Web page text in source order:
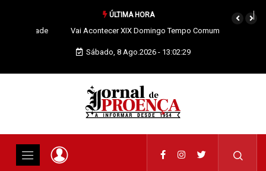
ÚLTIMA HORA
Vai Acontecer XIX Domingo Tempo Comum
Sábado, 8 Ago.2026 - 13:02:31